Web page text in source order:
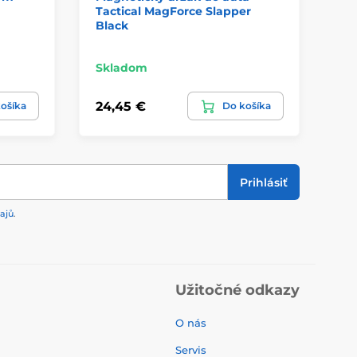
Tactical MagForce Slapper
Black
Skladom
24,45 € Do košíka
Prihlásiť
.
Užitočné odkazy
O nás
Servis